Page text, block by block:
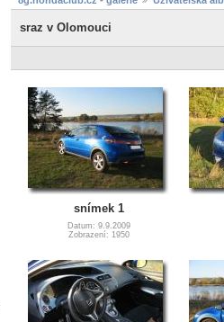
sraz v Olomouci
snímek 1
Datum: 9.9.2009
Zobrazení: 1950